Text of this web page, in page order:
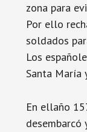
zona para
Por ello
soldados
Los
Santa María
En ellaño
desembarcó